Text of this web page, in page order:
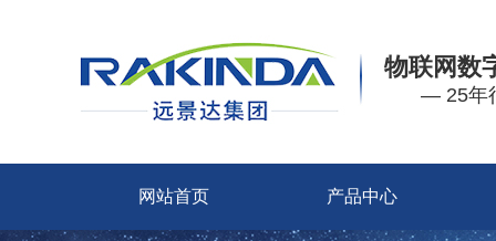
物联网数
— 25年
网站首页 产品中心